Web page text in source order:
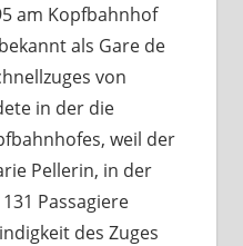
am Kopfbahnhof
als Gare de
von
in der die
weil der
Pellerin, in der
Passagiere
des Zuges